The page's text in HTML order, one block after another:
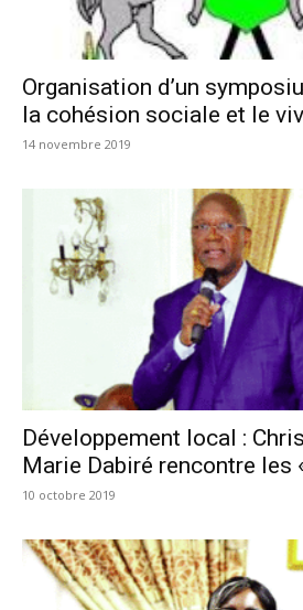
Organisation d’un
la cohésion sociale et le
14 novembre 2019
Développement local :
Marie Dabiré rencontre les
10 octobre 2019